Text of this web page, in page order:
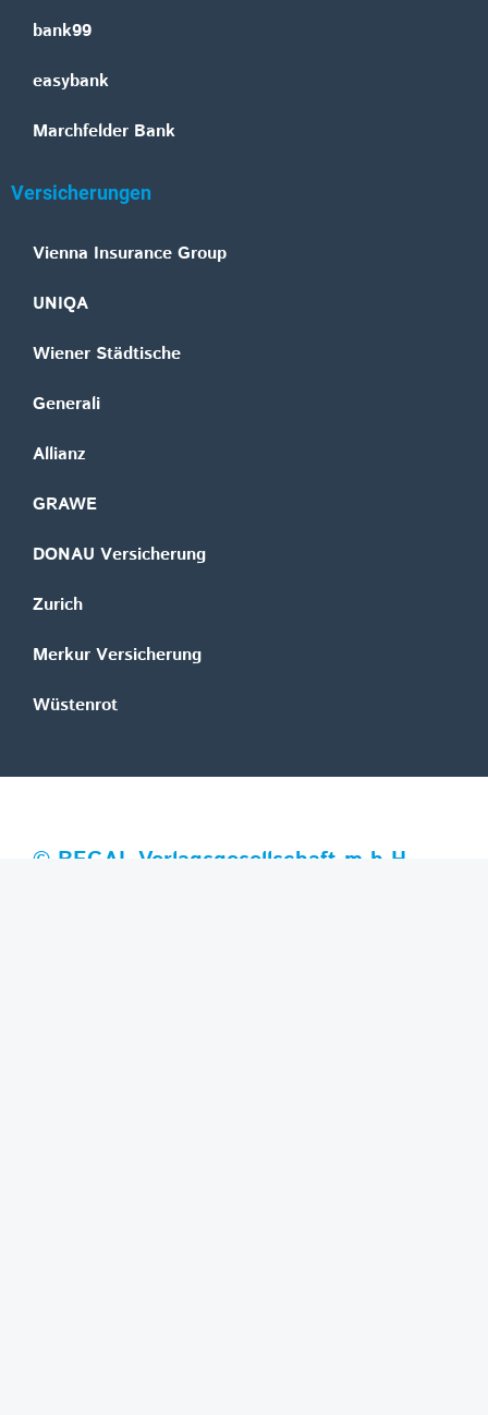
bank99
easybank
Marchfelder Bank
Versicherungen
Vienna Insurance Group
UNIQA
Wiener Städtische
Generali
Allianz
GRAWE
DONAU Versicherung
Zurich
Merkur Versicherung
Wüstenrot
© REGAL Verlagsgesellschaft m.b.H.